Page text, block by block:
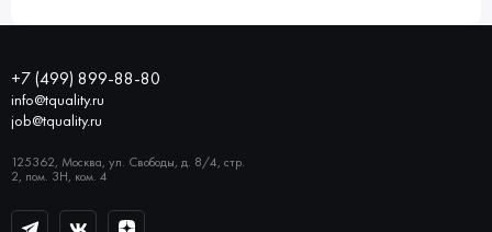
+7 (499) 899-88-80
info@tquality.ru
job@tquality.ru
125362, Москва, ул. Свободы, д. 8/4, стр.
2, пом. 3Н, ком. 4